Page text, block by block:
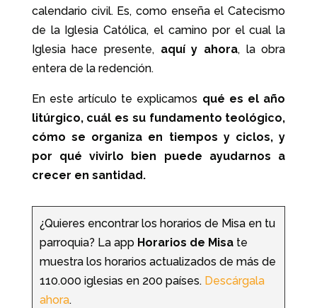
calendario civil. Es, como enseña el Catecismo
de la Iglesia Católica, el camino por el cual la
Iglesia hace presente, aquí y ahora, la obra
entera de la redención.
En este artículo te explicamos qué es el año
litúrgico, cuál es su fundamento teológico,
cómo se organiza en tiempos y ciclos, y
por qué vivirlo bien puede ayudarnos a
crecer en santidad.
¿Quieres encontrar los horarios de Misa en tu
parroquia? La app Horarios de Misate
muestra los horarios actualizados de más de
110.000 iglesias en 200 países. Descárgala
ahora.